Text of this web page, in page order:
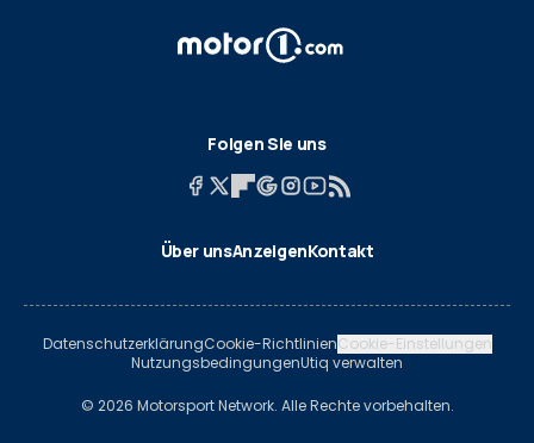
Folgen Sie uns
Über unsAnzeigenKontakt
DatenschutzerklärungCookie-RichtlinienCookie-Einstellungen
NutzungsbedingungenUtiq verwalten
© 2026 Motorsport Network. Alle Rechte vorbehalten.